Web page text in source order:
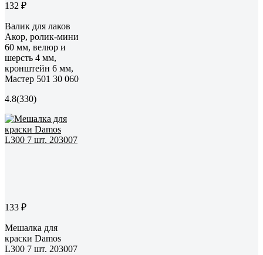
132 ₽
Валик для лаков
Акор, ролик-мини
60 мм, велюр и
шерсть 4 мм,
кронштейн 6 мм,
Мастер 501 30 060
4.8(330)
133 ₽
Мешалка для
краски Damos
L300 7 шт. 203007